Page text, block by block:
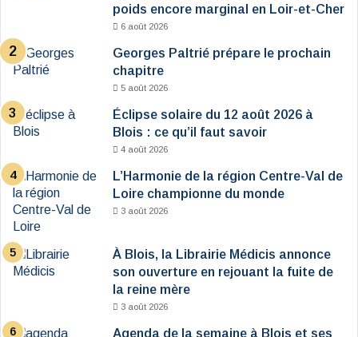
poids encore marginal en Loir-et-Cher
6 août 2026
Georges Paltrié prépare le prochain
chapitre
5 août 2026
Éclipse solaire du 12 août 2026 à
Blois : ce qu’il faut savoir
4 août 2026
L’Harmonie de la région Centre-Val de
Loire championne du monde
3 août 2026
À Blois, la Librairie Médicis annonce
son ouverture en rejouant la fuite de
la reine mère
3 août 2026
Agenda de la semaine à Blois et ses